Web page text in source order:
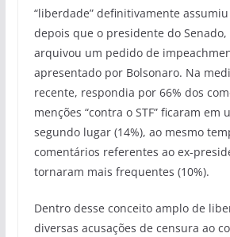
“liberdade” definitivamente
depois que o presidente do Senado,
arquivou um pedido de
apresentado por Bolsonaro. Na
recente, respondia por 66% dos
menções “contra o STF” ficaram em
segundo lugar (14%), ao mesmo
comentários referentes ao ex-
tornaram mais frequentes (10%).
Dentro desse conceito amplo de
diversas acusações de censura ao